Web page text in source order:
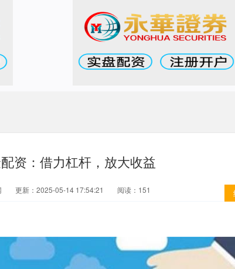
资：借力杠杆，放大收益
更新：2025-05-14 17:54:21 阅读：151